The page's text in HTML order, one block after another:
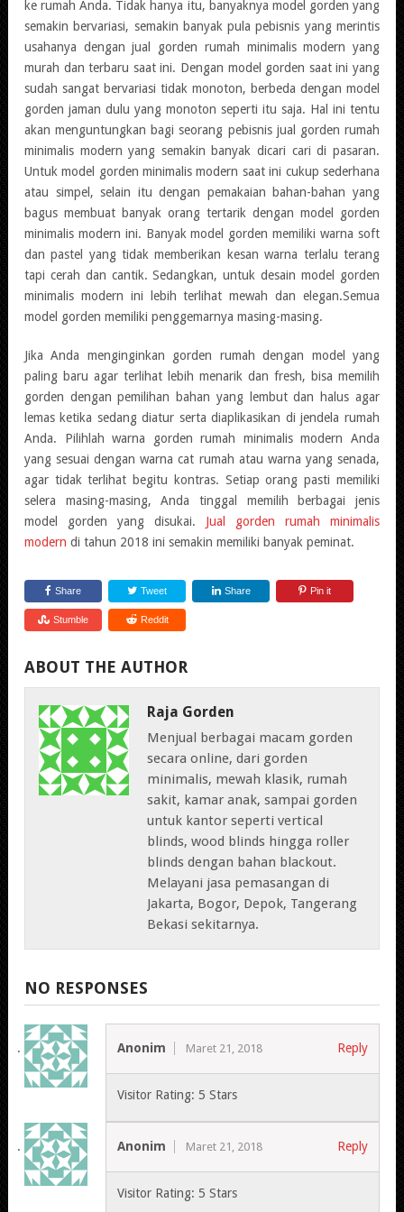
ke rumah Anda. Tidak hanya itu, banyaknya model gorden yang
semakin bervariasi, semakin banyak pula pebisnis yang merintis
usahanya dengan jual gorden rumah minimalis modern yang
murah dan terbaru saat ini. Dengan model gorden saat ini yang
sudah sangat bervariasi tidak monoton, berbeda dengan model
gorden jaman dulu yang monoton seperti itu saja. Hal ini tentu
akan menguntungkan bagi seorang pebisnis jual gorden rumah
minimalis modern yang semakin banyak dicari cari di pasaran.
Untuk model gorden minimalis modern saat ini cukup sederhana
atau simpel, selain itu dengan pemakaian bahan-bahan yang
bagus membuat banyak orang tertarik dengan model gorden
minimalis modern ini. Banyak model gorden memiliki warna soft
dan pastel yang tidak memberikan kesan warna terlalu terang
tapi cerah dan cantik. Sedangkan, untuk desain model gorden
minimalis modern ini lebih terlihat mewah dan elegan.Semua
model gorden memiliki penggemarnya masing-masing.
Jika Anda menginginkan gorden rumah dengan model yang
paling baru agar terlihat lebih menarik dan fresh, bisa memilih
gorden dengan pemilihan bahan yang lembut dan halus agar
lemas ketika sedang diatur serta diaplikasikan di jendela rumah
Anda. Pilihlah warna gorden rumah minimalis modern Anda
yang sesuai dengan warna cat rumah atau warna yang senada,
agar tidak terlihat begitu kontras. Setiap orang pasti memiliki
selera masing-masing, Anda tinggal memilih berbagai jenis
model gorden yang disukai. Jual gorden rumah minimalis
modern di tahun 2018 ini semakin memiliki banyak peminat.
Share Tweet Share Pin it
Stumble Reddit
ABOUT THE AUTHOR
Raja Gorden
Menjual berbagai macam gorden
secara online, dari gorden
minimalis, mewah klasik, rumah
sakit, kamar anak, sampai gorden
untuk kantor seperti vertical
blinds, wood blinds hingga roller
blinds dengan bahan blackout.
Melayani jasa pemasangan di
Jakarta, Bogor, Depok, Tangerang
Bekasi sekitarnya.
NO RESPONSES
Anonim Maret 21, 2018 Reply
Visitor Rating: 5 Stars
Anonim Maret 21, 2018 Reply
Visitor Rating: 5 Stars